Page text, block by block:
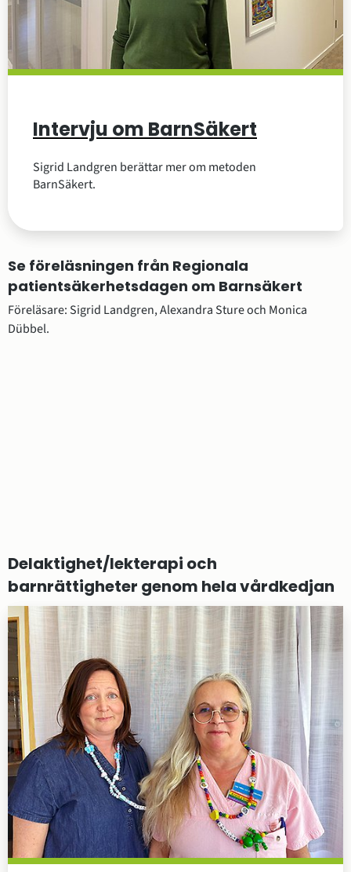
Intervju om BarnSäkert
Sigrid Landgren berättar mer om metoden
BarnSäkert.
Se föreläsningen från Regionala
patientsäkerhetsdagen om Barnsäkert
Föreläsare: Sigrid Landgren, Alexandra Sture och Monica
Dübbel.
Delaktighet/lekterapi och
barnrättigheter genom hela vårdkedjan